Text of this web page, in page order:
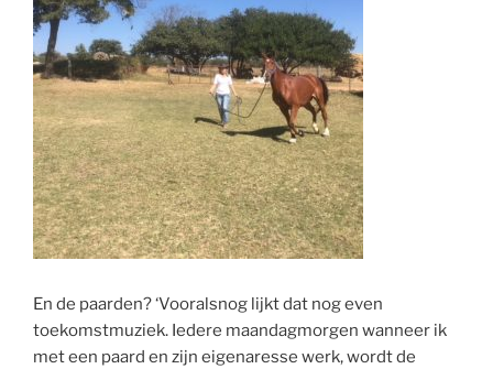
En de paarden? ‘Vooralsnog lijkt dat nog even
toekomstmuziek. Iedere maandagmorgen wanneer ik
met een paard en zijn eigenaresse werk, wordt de